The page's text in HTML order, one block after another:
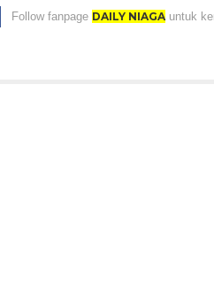
Follow fanpage DAILY NIAGAuntuk